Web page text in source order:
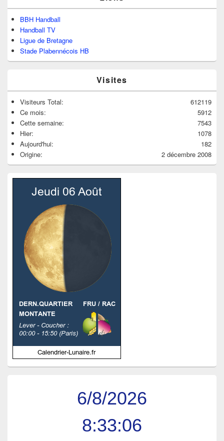
BBH Handball
Handball TV
Ligue de Bretagne
Stade Plabennécois HB
Visites
612119
Visiteurs Total:
5912
Ce mois:
7543
Cette semaine:
1078
Hier:
182
Aujourd'hui:
2 décembre 2008
Origine:
6/8/2026
8:33:07